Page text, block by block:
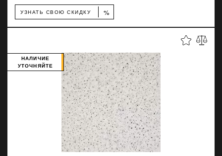
УЗНАТЬ СВОЮ СКИДКУ %
НАЛИЧИЕ
УТОЧНЯЙТЕ